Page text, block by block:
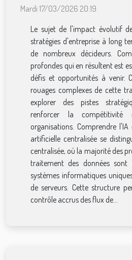
Mardi 17/03/2026 20:19
Le sujet de l'impact évolutif
stratégies d'entreprise à long
de nombreux décideurs.
profondes qui en résultent est
défis et opportunités à venir.
rouages complexes de cette
explorer des pistes
renforcer la
organisations. Comprendre l'IA
artificielle centralisée se
centralisée, où la majorité des
traitement des données
systèmes informatiques
de serveurs. Cette structure
contrôle accrus des flux de...